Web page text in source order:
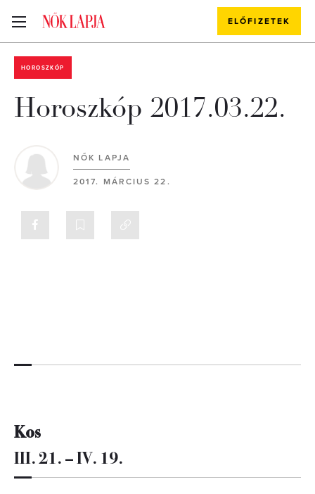
ELŐFIZETEK
HOROSZKÓP
Horoszkóp 2017.03.22.
NŐK LAPJA
2017. MÁRCIUS 22.
Kos
III. 21. – IV. 19.